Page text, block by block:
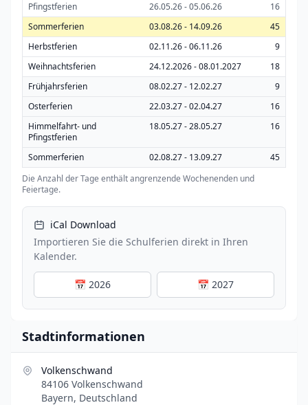
Pfingstferien
26.05.26 - 05.06.26
16
Sommerferien
03.08.26 - 14.09.26
45
Herbstferien
02.11.26 - 06.11.26
9
Weihnachtsferien
24.12.2026 - 08.01.2027
18
Frühjahrsferien
08.02.27 - 12.02.27
9
Osterferien
22.03.27 - 02.04.27
16
Himmelfahrt- und
Pfingstferien
18.05.27 - 28.05.27 16
Sommerferien 02.08.27 - 13.09.27
45
Die Anzahl der Tage enthält angrenzende Wochenenden und
Feiertage.
iCal Download
Importieren Sie die Schulferien direkt in Ihren
Kalender.
📅 2026 📅 2027
Stadtinformationen
Volkenschwand
84106 Volkenschwand
Bayern, Deutschland